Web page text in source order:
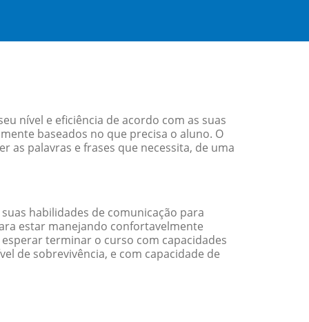
nível e eficiência de acordo com as suas
baseados no que precisa o aluno. O
as palavras e frases que necessita, de uma
habilidades de comunicação para
estar manejando confortavelmente
terminar o curso com capacidades
de sobrevivência, e com capacidade de